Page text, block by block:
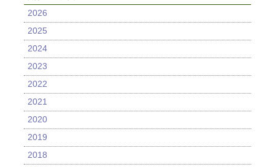
2026
2025
2024
2023
2022
2021
2020
2019
2018